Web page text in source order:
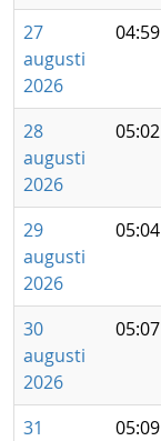
27
augusti
2026
04:59
28
augusti
2026
05:02
29
augusti
2026
05:04
30
augusti
2026
05:07
31
05:09